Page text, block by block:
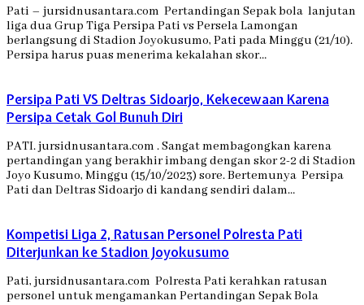
Pati – jursidnusantara.com Pertandingan Sepak bola lanjutan
liga dua Grup Tiga Persipa Pati vs Persela Lamongan
berlangsung di Stadion Joyokusumo, Pati pada Minggu (21/10).
Persipa harus puas menerima kekalahan skor…
Persipa Pati VS Deltras Sidoarjo, Kekecewaan Karena
Persipa Cetak Gol Bunuh Diri
PATI. jursidnusantara.com . Sangat membagongkan karena
pertandingan yang berakhir imbang dengan skor 2-2 di Stadion
Joyo Kusumo, Minggu (15/10/2023) sore. Bertemunya Persipa
Pati dan Deltras Sidoarjo di kandang sendiri dalam…
Kompetisi Liga 2, Ratusan Personel Polresta Pati
Diterjunkan ke Stadion Joyokusumo
Pati, jursidnusantara.com Polresta Pati kerahkan ratusan
personel untuk mengamankan Pertandingan Sepak Bola